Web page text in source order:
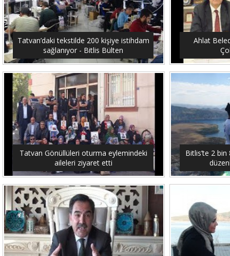
Tatvan’daki tekstilde 200 kişiye istihdam
sağlanıyor - Bitlis Bülten
Ahlat
Tatvan Gönüllüleri oturma eylemindeki
aileleri ziyaret etti
Bitlis’te 2